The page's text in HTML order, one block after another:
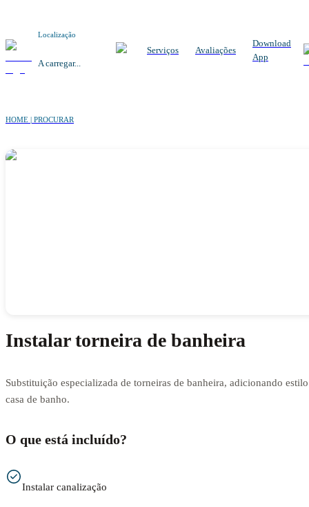
Localização
A carregar...
Serviços Avaliações
Download
App
HOME | PROCURAR
Instalar torneira de banheira
Substituição especializada de torneiras de banheira, adicionando
casa de banho.
O que está incluído?
Instalar canalização